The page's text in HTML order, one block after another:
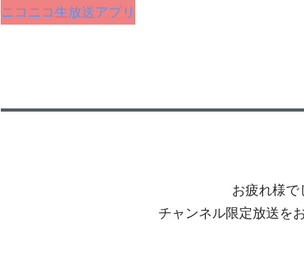
ニコニコ生放送アプリ
お疲れ様で
チャンネル限定放送を